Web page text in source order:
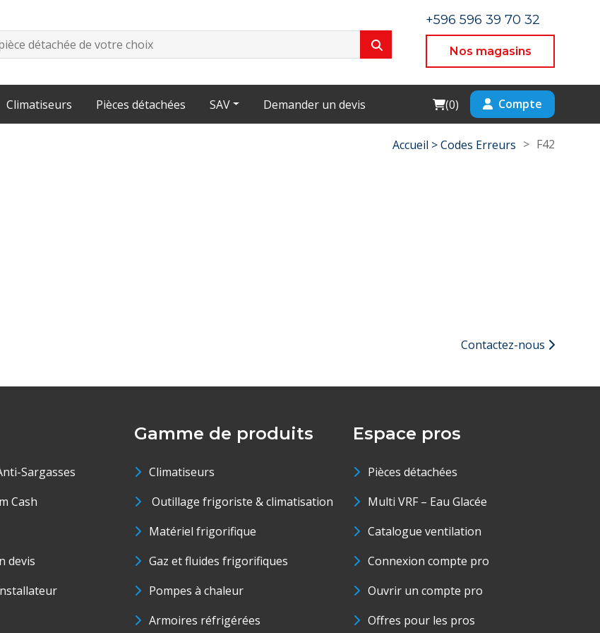
+596 596 39 70 32
Nos magasins
Climatiseurs Pièces détachées SAV Demander un devis Cart
(0) Compte
Accueil >Codes Erreurs > F42
Contactez-nous
Sargasses
Cash
devis
Gamme de produits
Climatiseurs
Outillage frigoriste & climatisation
Matériel frigorifique
Gaz et fluides frigorifiques
Pompes à chaleur
Armoires réfrigérées
Espace pros
Pièces détachées
Multi VRF – Eau Glacée
Catalogue ventilation
Connexion compte pro
Ouvrir un compte pro
Offres pour les pros